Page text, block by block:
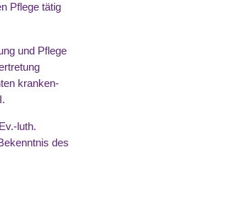
Pflege tätig
und Pflege
kranken-
luth.
des